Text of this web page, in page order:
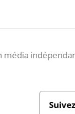
média